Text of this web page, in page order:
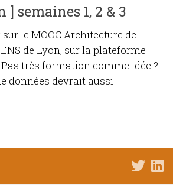
semaines 1, 2 & 3
le MOOC Architecture de
de Lyon, sur la plateforme
très formation comme idée ?
données devrait aussi